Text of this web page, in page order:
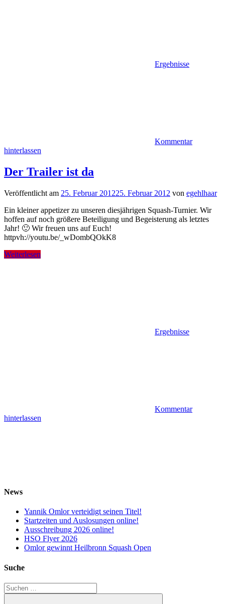
Ergebnisse
Kommentar
hinterlassen
Der Trailer ist da
Veröffentlicht am 25. Februar 201225. Februar 2012 von egehlhaar
Ein kleiner appetizer zu unseren diesjährigen Squash-Turnier. Wir
hoffen auf noch größere Beteiligung und Begeisterung als letztes
Jahr! 🙂 Wir freuen uns auf Euch!
httpvh://youtu.be/_wDombQOkK8
Weiterlesen
Ergebnisse
Kommentar
hinterlassen
News
Yannik Omlor verteidigt seinen Titel!
Startzeiten und Auslosungen online!
Ausschreibung 2026 online!
HSO Flyer 2026
Omlor gewinnt Heilbronn Squash Open
Suche
Suchen
nach: